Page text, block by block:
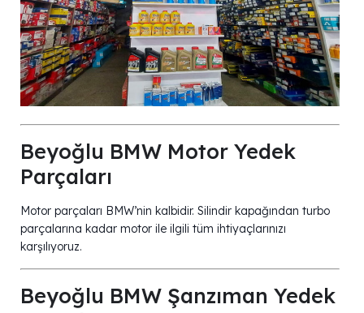
Beyoğlu BMW Motor Yedek
Parçaları
Motor parçaları BMW’nin kalbidir. Silindir kapağından turbo
parçalarına kadar motor ile ilgili tüm ihtiyaçlarınızı
karşılıyoruz.
Beyoğlu BMW Şanzıman Yedek